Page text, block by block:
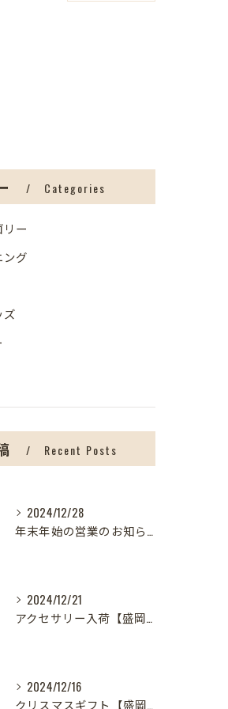
Categories
ー
ング
ズ
Recent Posts
2024/12/28
年末年始の営業のお知らせ【盛岡の雑貨屋】
2024/12/21
アクセサリー入荷【盛岡の雑貨屋】
2024/12/16
クリスマスギフト【盛岡の雑貨屋】